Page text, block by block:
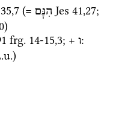
35,7 (= הִנָּם Jes 41,27
frg. 14-15,3; + ו
)